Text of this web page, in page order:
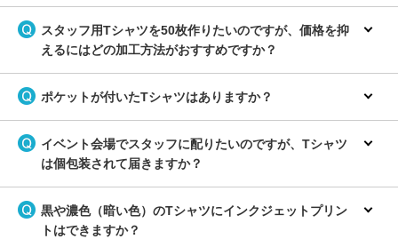
スタッフ用Tシャツを50枚作りたいのですが、価格を抑
えるにはどの加工方法がおすすめですか？
ポケットが付いたTシャツはありますか？
イベント会場でスタッフに配りたいのですが、Tシャツ
は個包装されて届きますか？
黒や濃色（暗い色）のTシャツにインクジェットプリン
トはできますか？